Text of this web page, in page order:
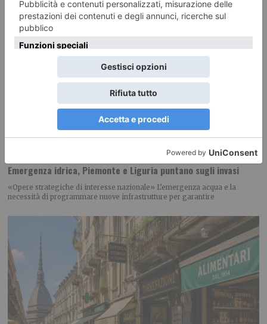
Emergenza idrica, Piemonte e Liguria puntano sugli invasi
«Opere strategiche di interesse nazionale» L’emergenza acqua e la
necessità di programmare nuove infrastrutture per garantire